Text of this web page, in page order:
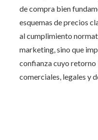
de compra bien
esquemas de precios
al cumplimiento
marketing, sino que
confianza cuyo retorno
comerciales, legales y